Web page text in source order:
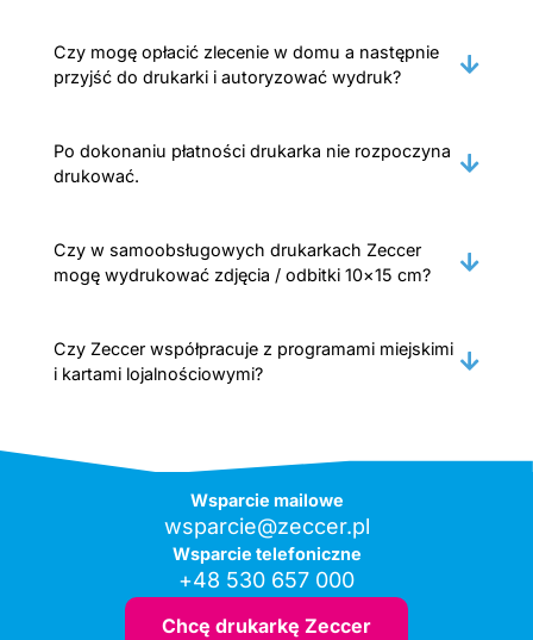
Czy mogę opłacić zlecenie w domu a następnie
przyjść do drukarki i autoryzować wydruk?
Po dokonaniu płatności drukarka nie rozpoczyna
drukować.
Czy w samoobsługowych drukarkach Zeccer
mogę wydrukować zdjęcia / odbitki 10×15 cm?
Czy Zeccer współpracuje z programami miejskimi
i kartami lojalnościowymi?
Wsparcie mailowe
wsparcie@zeccer.pl
Wsparcie telefoniczne
+48 530 657 000
Chcę drukarkę Zeccer